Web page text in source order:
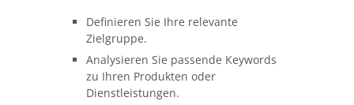
Definieren Sie Ihre relevante
Zielgruppe.
Analysieren Sie passende Keywords
zu Ihren Produkten oder
Dienstleistungen.